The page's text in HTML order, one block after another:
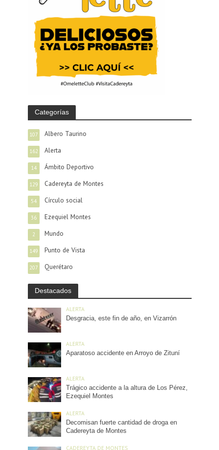
Categorías
Albero Taurino
107
Alerta
162
Ámbito Deportivo
14
Cadereyta de Montes
129
Círculo social
54
Ezequiel Montes
36
Mundo
2
Punto de Vista
149
Querétaro
207
Destacados
ALERTA
Desgracia, este fin de año, en Vizarrón
ALERTA
Aparatoso accidente en Arroyo de Zituní
ALERTA
Trágico accidente a la altura de Los Pérez,
Ezequiel Montes
ALERTA
Decomisan fuerte cantidad de droga en
Cadereyta de Montes
CADEREYTA DE MONTES